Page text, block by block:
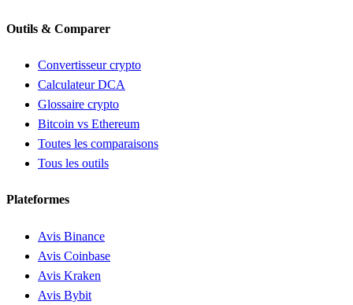
Outils & Comparer
Convertisseur crypto
Calculateur DCA
Glossaire crypto
Bitcoin vs Ethereum
Toutes les comparaisons
Tous les outils
Plateformes
Avis Binance
Avis Coinbase
Avis Kraken
Avis Bybit